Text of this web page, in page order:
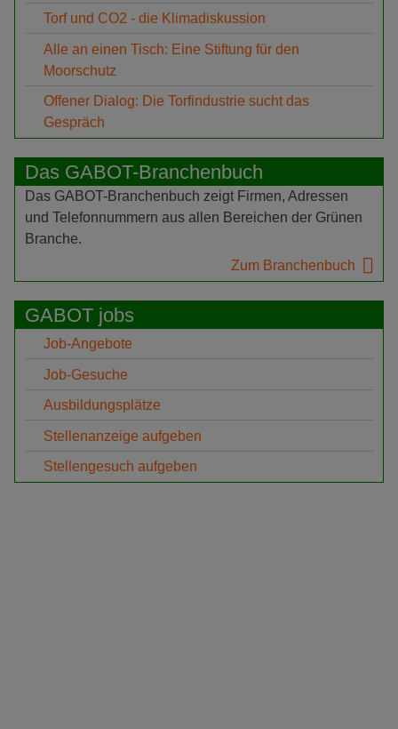
Torf und CO2 - die Klimadiskussion
Alle an einen Tisch: Eine Stiftung für den
Moorschutz
Offener Dialog: Die Torfindustrie sucht das
Gespräch
Das GABOT-Branchenbuch
Das GABOT-Branchenbuch zeigt Firmen, Adressen
und Telefonnummern aus allen Bereichen der Grünen
Branche.
Zum Branchenbuch
GABOT jobs
Job-Angebote
Job-Gesuche
Ausbildungsplätze
Stellenanzeige aufgeben
Stellengesuch aufgeben